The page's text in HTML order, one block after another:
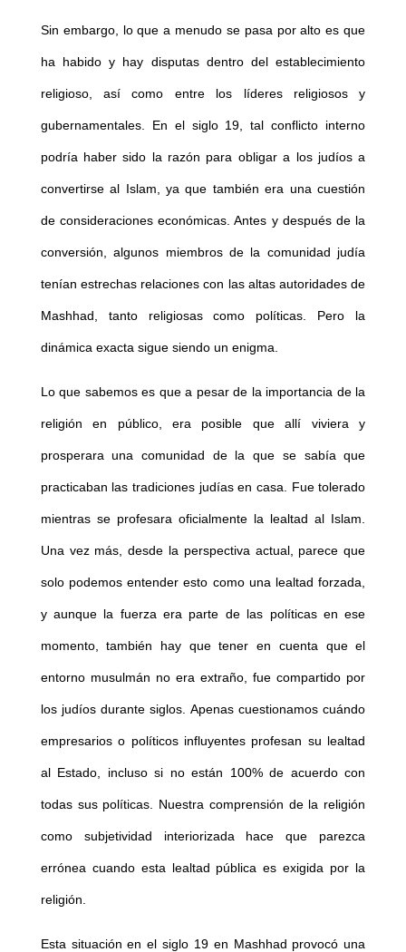
Sin embargo, lo que a menudo se pasa por alto es que
ha habido y hay disputas dentro del establecimiento
religioso, así como entre los líderes religiosos y
gubernamentales. En el siglo 19, tal conflicto interno
podría haber sido la razón para obligar a los judíos a
convertirse al Islam, ya que también era una cuestión
de consideraciones económicas. Antes y después de la
conversión, algunos miembros de la comunidad judía
tenían estrechas relaciones con las altas autoridades de
Mashhad, tanto religiosas como políticas. Pero la
dinámica exacta sigue siendo un enigma.
Lo que sabemos es que a pesar de la importancia de la
religión en público, era posible que allí viviera y
prosperara una comunidad de la que se sabía que
practicaban las tradiciones judías en casa. Fue tolerado
mientras se profesara oficialmente la lealtad al Islam.
Una vez más, desde la perspectiva actual, parece que
solo podemos entender esto como una lealtad forzada,
y aunque la fuerza era parte de las políticas en ese
momento, también hay que tener en cuenta que el
entorno musulmán no era extraño, fue compartido por
los judíos durante siglos. Apenas cuestionamos cuándo
empresarios o políticos influyentes profesan su lealtad
al Estado, incluso si no están 100% de acuerdo con
todas sus políticas. Nuestra comprensión de la religión
como subjetividad interiorizada hace que parezca
errónea cuando esta lealtad pública es exigida por la
religión.
Esta situación en el siglo 19 en Mashhad provocó una